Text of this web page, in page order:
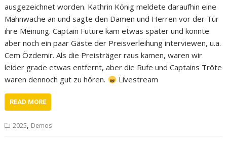
ausgezeichnet worden. Kathrin König meldete daraufhin eine
Mahnwache an und sagte den Damen und Herren vor der Tür
ihre Meinung. Captain Future kam etwas später und konnte
aber noch ein paar Gäste der Preisverleihung interviewen, u.a.
Cem Özdemir. Als die Preisträger raus kamen, waren wir
leider grade etwas entfernt, aber die Rufe und Captains Tröte
waren dennoch gut zu hören.
Livestream
READ MORE
2025, Demos